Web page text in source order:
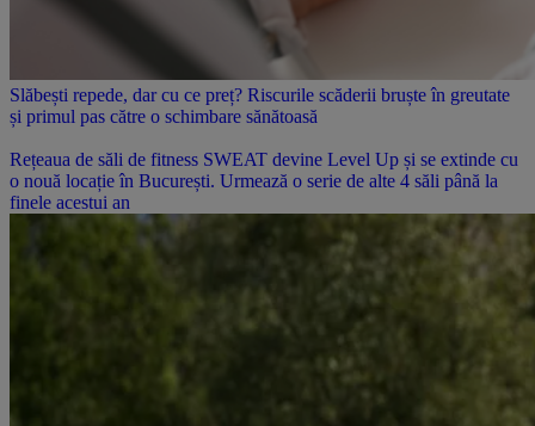
Slăbești repede, dar cu ce preț? Riscurile scăderii bruște în greutate
și primul pas către o schimbare sănătoasă
Rețeaua de săli de fitness SWEAT devine Level Up și se extinde cu
o nouă locație în București. Urmează o serie de alte 4 săli până la
finele acestui an